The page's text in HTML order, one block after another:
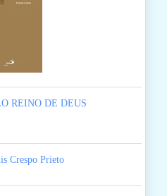
REINO DE DEUS
Crespo Prieto